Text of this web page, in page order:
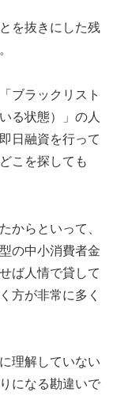
を抜きにした残
ブラックリスト
る状態）」の人
日融資を行って
こを探しても
からといって、
の中小消費者金
ば人情で貸して
方が非常に多く
理解していない
になる勘違いで